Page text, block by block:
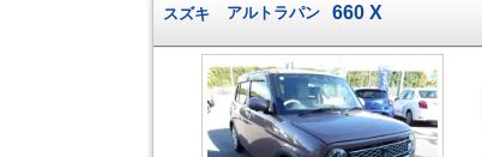
スズキ アルトラパン 660 X